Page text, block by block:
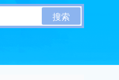
搜索